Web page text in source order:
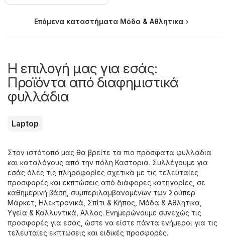
Επόμενα καταστήματα Μόδα & Aθλητικα
Η επιλογή μας για εσάς:
Προϊόντα από διαφημιστικά
φυλλάδια
Laptop
Στον ιστότοπό μας θα βρείτε τα πιο πρόσφατα φυλλάδια
και καταλόγους από την πόλη Καστοριά. Συλλέγουμε για
εσάς όλες τις πληροφορίες σχετικά με τις τελευταίες
προσφορές και εκπτώσεις από διάφορες κατηγορίες, σε
καθημερινή βάση, συμπεριλαμβανομένων των Σούπερ
Μάρκετ, Hλεκτρονικά, Σπίτι & Κήπος, Μόδα & Aθλητικα,
Υγεία & Καλλυντικά, Άλλος. Ενημερώνουμε συνεχώς τις
προσφορές για εσάς, ώστε να είστε πάντα ενήμεροι για τις
τελευταίες εκπτώσεις και ειδικές προσφορές.